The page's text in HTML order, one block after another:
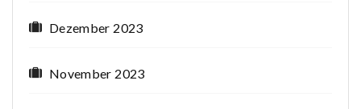
Dezember 2023
November 2023